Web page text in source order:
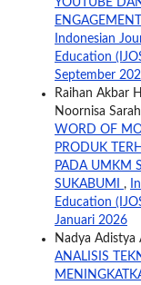
Indonesian
Education
September
Raihan Akbar
Noornisa
WORD OF
PRODUK
PADA UMKM
SUKABUMI ,
Education
Januari 2026
Nadya Adistya
ANALISIS